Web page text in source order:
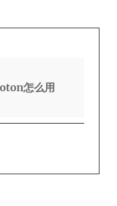
怎么用